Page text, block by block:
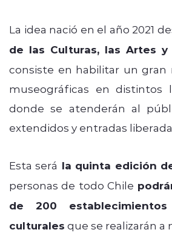
La idea nació en el año 2021
de las Culturas, las Artes
consiste en habilitar un gran
museográficas en distintos
donde se atenderán al
extendidos y entradas
Esta será la quinta edición
personas de todo Chile
de 200
culturales que se realizarán a